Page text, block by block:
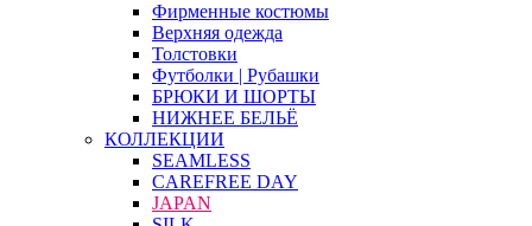
Фирменные костюмы
Верхняя одежда
Толстовки
Футболки | Рубашки
БРЮКИ И ШОРТЫ
НИЖНЕЕ БЕЛЬЁ
КОЛЛЕКЦИИ
SEAMLESS
CAREFREE DAY
JAPAN